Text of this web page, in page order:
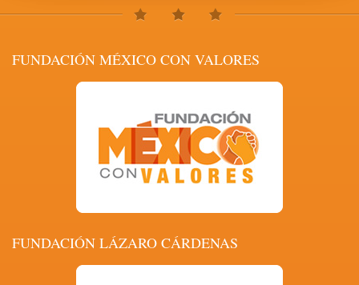
FUNDACIÓN MÉXICO CON VALORES
FUNDACIÓN LÁZARO CÁRDENAS